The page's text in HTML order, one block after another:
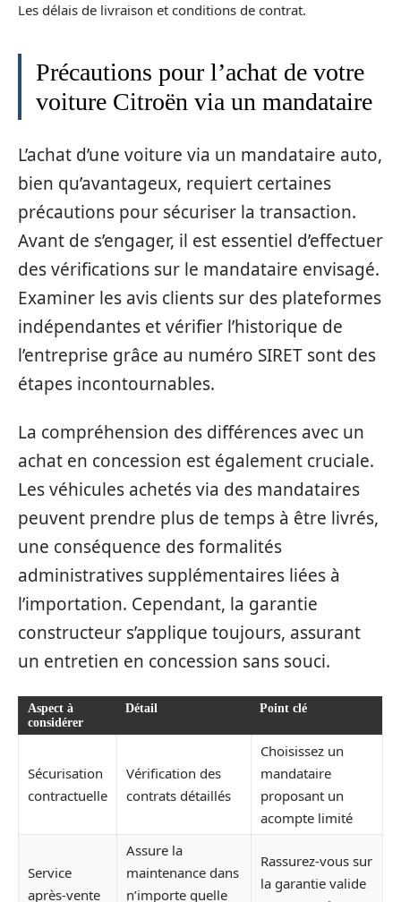
Les délais de livraison et conditions de contrat.
Précautions pour l’achat de votre
voiture Citroën via un mandataire
L’achat d’une voiture via un mandataire auto,
bien qu’avantageux, requiert certaines
précautions pour sécuriser la transaction.
Avant de s’engager, il est essentiel d’effectuer
des vérifications sur le mandataire envisagé.
Examiner les avis clients sur des plateformes
indépendantes et vérifier l’historique de
l’entreprise grâce au numéro SIRET sont des
étapes incontournables.
La compréhension des différences avec un
achat en concession est également cruciale.
Les véhicules achetés via des mandataires
peuvent prendre plus de temps à être livrés,
une conséquence des formalités
administratives supplémentaires liées à
l’importation. Cependant, la garantie
constructeur s’applique toujours, assurant
un entretien en concession sans souci.
Aspect à
considérer
Détail Point clé
Sécurisation
contractuelle
Vérification des
contrats détaillés
Choisissez un
mandataire
proposant un
acompte limité
Service
après-vente
Assure la
maintenance dans
n’importe quelle
Rassurez-vous sur
la garantie valide